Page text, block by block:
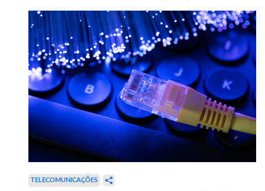
TELECOMUNICAÇÕES